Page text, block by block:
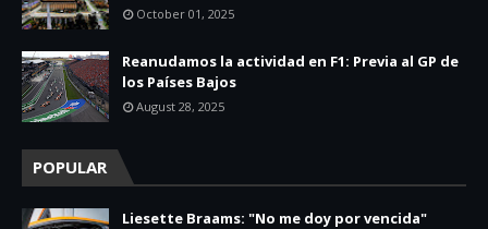
October 01, 2025
Reanudamos la actividad en F1: Previa al GP de
los Países Bajos
August 28, 2025
POPULAR
Liesette Braams: "No me doy por vencida"